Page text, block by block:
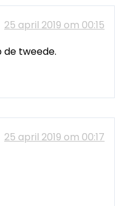
25 april 2019 om 00:15
de tweede.
25 april 2019 om 00:17